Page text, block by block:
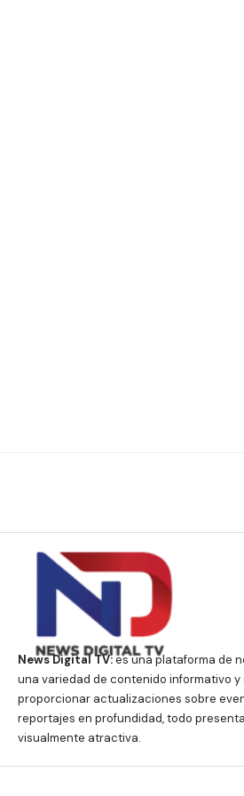
News Digital TV:es una plataforma de
una variedad de contenido informativo
proporcionar actualizaciones sobre
reportajes en profundidad, todo
visualmente atractiva.